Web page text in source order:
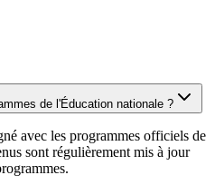
de l'Éducation nationale ?
avec les programmes officiels de
sont régulièrement mis à jour